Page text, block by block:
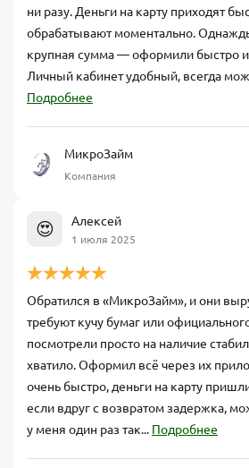
ни разу. Деньги на карту приходят
обрабатывают моментально.
крупная сумма — оформили быстро
Личный кабинет удобный, всегда
Подробнее
МикроЗайм
Компания
😍 Алексей
1 июля 2025
Обратился в «МикроЗайм», и они
требуют кучу бумаг или
посмотрели просто на наличие
хватило. Оформил всё через их
очень быстро, деньги на карту
если вдруг с возвратом задержка,
у меня один раз так... Подробнее